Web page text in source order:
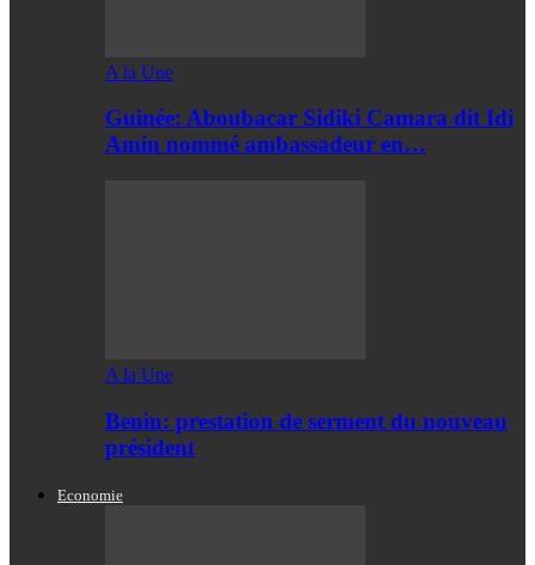
A la Une
Guinée: Aboubacar Sidiki Camara dit Idi
Amin nommé ambassadeur en…
A la Une
Benin: prestation de serment du nouveau
président
Economie